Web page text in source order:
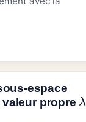
espace
propre λ